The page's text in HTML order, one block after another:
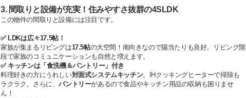
3. 間取りと設備が充実！住みやすさ抜群の4SLDK
この物件の間取りと設備には注目です。
✅ LDKは広々17.5帖！
家族が集まるリビングは17.5帖の大空間！南向きなので陽当たりも良好。リビング階
段で家族のコミュニケーションも自然と増えます。
✅ キッチンは「食洗機＆パントリー」付き
料理好きの方にうれしい対面式システムキッチン。IHクッキングヒーターで掃除も
ラクラク。さらに、パントリーがあるので食品やキッチン用品の収納も困りませ
ん！